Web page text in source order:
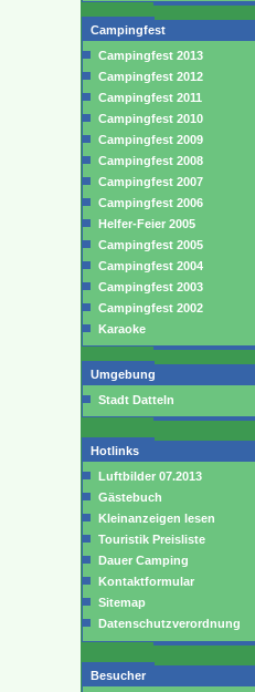
Campingfest
Campingfest 2013
Campingfest 2012
Campingfest 2011
Campingfest 2010
Campingfest 2009
Campingfest 2008
Campingfest 2007
Campingfest 2006
Helfer-Feier 2005
Campingfest 2005
Campingfest 2004
Campingfest 2003
Campingfest 2002
Karaoke
Umgebung
Stadt Datteln
Hotlinks
Luftbilder 07.2013
Gästebuch
Kleinanzeigen lesen
Touristik Preisliste
Dauer Camping
Kontaktformular
Sitemap
Datenschutzverordnung
Besucher